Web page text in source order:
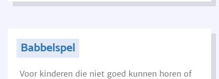
Babbelspel
Voor kinderen die niet goed kunnen horen of